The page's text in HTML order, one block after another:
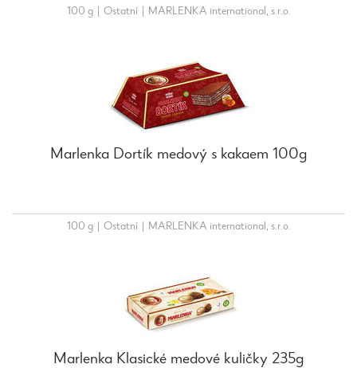
100 g Ostatní MARLENKA international, s.r.o.
Marlenka Dortík medový s kakaem 100g
100 g Ostatní MARLENKA international, s.r.o.
Marlenka Klasické medové kuličky 235g